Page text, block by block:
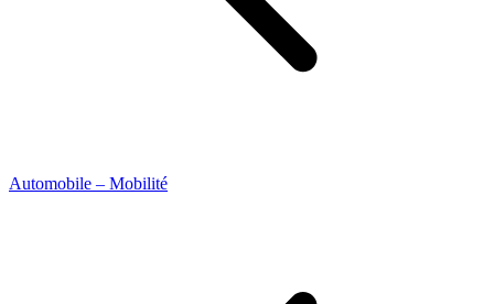
Automobile – Mobilité